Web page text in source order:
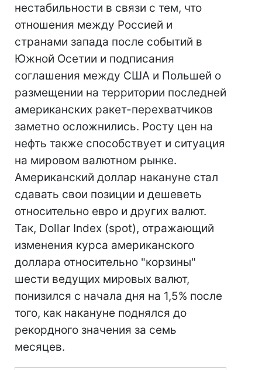
нестабильности в связи с тем, что
отношения между Россией и
странами запада после событий в
Южной Осетии и подписания
соглашения между США и Польшей о
размещении на территории последней
американских ракет-перехватчиков
заметно осложнились. Росту цен на
нефть также способствует и ситуация
на мировом валютном рынке.
Американский доллар накануне стал
сдавать свои позиции и дешеветь
относительно евро и других валют.
Так, Dollar Index (spot), отражающий
изменения курса американского
доллара относительно "корзины"
шести ведущих мировых валют,
понизился с начала дня на 1,5% после
того, как накануне поднялся до
рекордного значения за семь
месяцев.